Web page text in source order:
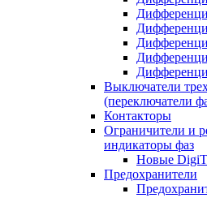
Выключатели
(переключатели
Контакторы
Ограничители и
индикаторы фаз
Новые
Предохранители